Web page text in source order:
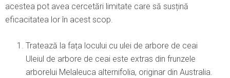
acestea pot avea cercetări limitate care să susțină
eficacitatea lor în acest scop.
Tratează la fața locului cu ulei de arbore de ceai
Uleiul de arbore de ceai este extras din frunzele
arborelui Melaleuca alternifolia, originar din Australia.